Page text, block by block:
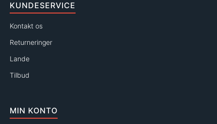
KUNDESERVICE
Kontakt os
Returneringer
Lande
Tilbud
MIN KONTO